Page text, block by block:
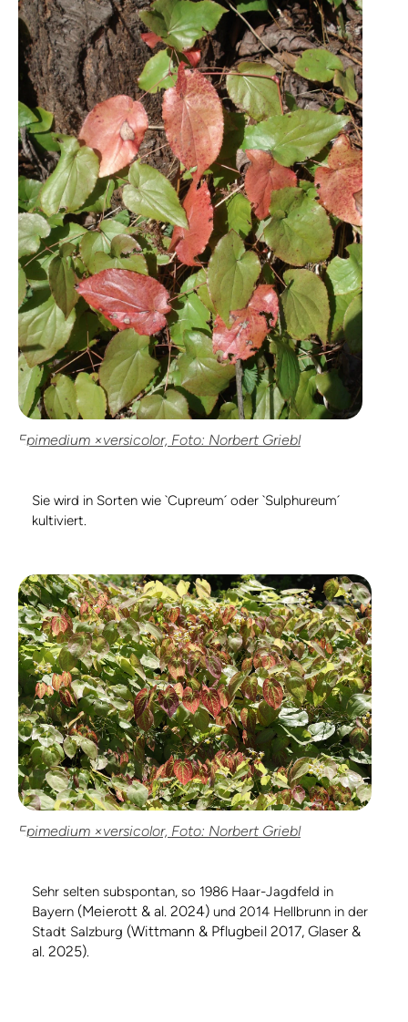
Epimedium ×versicolor, Foto: Norbert Griebl
Sie wird in Sorten wie `Cupreum´ oder `Sulphureum´
kultiviert.
Epimedium ×versicolor, Foto: Norbert Griebl
Sehr selten subspontan, so 1986 Haar-Jagdfeld in
Bayern (Meierott & al. 2024) und 2014 Hellbrunn in der
Stadt Salzburg (Wittmann & Pflugbeil 2017, Glaser &
al. 2025)